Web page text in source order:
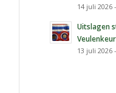
14 juli 2026
Uitslagen
13 juli 2026